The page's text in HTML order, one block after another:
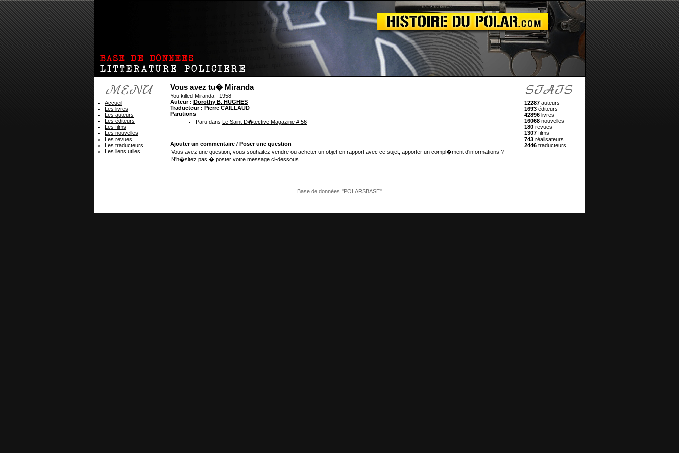
Vous avez tu� Miranda
You killed Miranda - 1958
Auteur : Dorothy B. HUGHES
Traducteur : Pierre CAILLAUD
Parutions
Paru dans Le Saint D�tective Magazine # 56
Ajouter un commentaire / Poser une question
Vous avez une question, vous souhaitez vendre ou acheter un objet en rapport avec ce sujet, apporter un compl�ment d'informations ?
N'h�sitez pas � poster votre message ci-dessous.
Accueil
Les livres
Les auteurs
Les éditeurs
Les films
Les nouvelles
Les revues
Les traducteurs
Les liens utiles
12287 auteurs
1693 éditeurs
42896 livres
16068 nouvelles
180 revues
1307 films
743 réalisateurs
2446 traducteurs
Base de données "POLARSBASE"